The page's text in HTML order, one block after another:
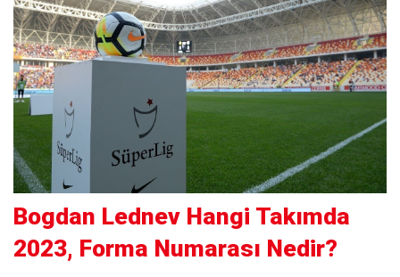
Bogdan Lednev Hangi Takımda
2023, Forma Numarası Nedir?